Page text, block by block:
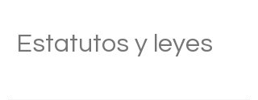
Estatutos y leyes